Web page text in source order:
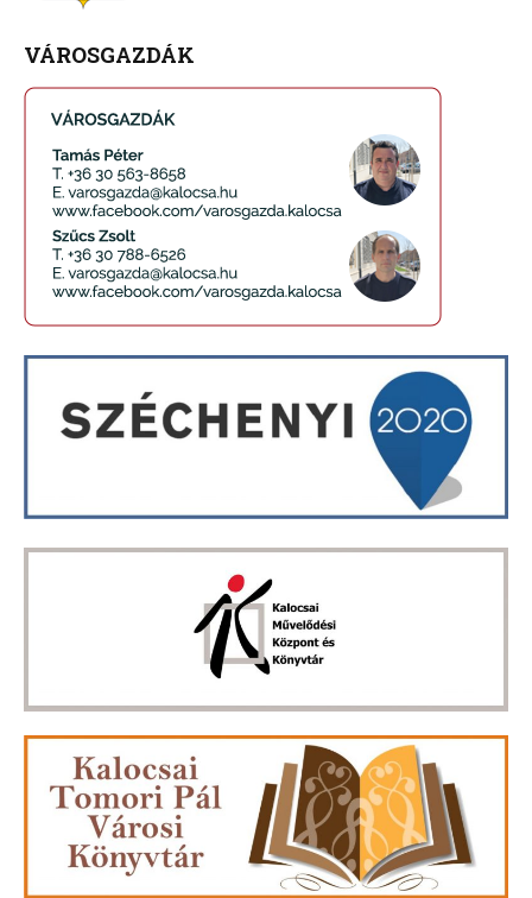
VÁROSGAZDÁK